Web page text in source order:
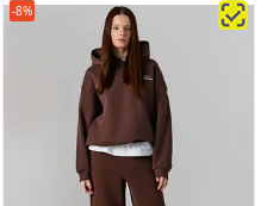
-8%